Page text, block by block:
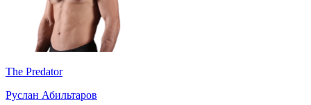
The Predator
Руслан Абильтаров